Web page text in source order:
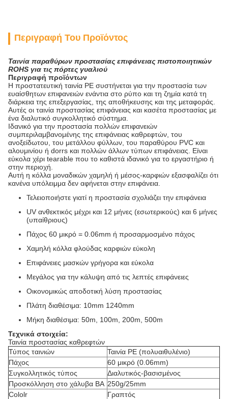
Περιγραφή Του Προϊόντος
Ταινία παραθύρων προστασίας επιφάνειας πιστοποιητικών
ROHS για τις πόρτες γυαλιού
Περιγραφή προϊόντων
Η προστατευτική ταινία PE συστήνεται για την προστασία των
ευαίσθητων επιφανειών ενάντια στο ρύπο και τη ζημία κατά τη
διάρκεια της επεξεργασίας, της αποθήκευσης και της μεταφοράς.
Αυτές οι ταινία προστασίας επιφάνειας και κασέτα προστασίας με
ένα διαλυτικό συγκολλητικό σύστημα.
Ιδανικό για την προστασία πολλών επιφανειών
συμπεριλαμβανομένης της επιφάνειας καθρεφτών, του
ανοξείδωτου, του μετάλλου φύλλων, του παραθύρου PVC και
αλουμινίου ή dorrs και πολλών άλλων τύπων επιφάνειας. Είναι
εύκολα χέρι tearable που το καθιστά ιδανικό για το εργαστήριο ή
στην περιοχή.
Αυτή η κόλλα μοναδικών χαμηλή ή μέσος-καρφιών εξασφαλίζει ότι
κανένα υπόλειμμα δεν αφήνεται στην επιφάνεια.
Τελειοποιήστε γιατί η προστασία σχολιάζει την επιφάνεια
UV ανθεκτικός μέχρι και 12 μήνες (εσωτερικούς) και 6 μήνες
(υπαίθριους)
Πάχος 60 μικρό = 0.06mm ή προσαρμοσμένο πάχος
Χαμηλή κόλλα φλούδας καρφιών εύκολη
Επιφάνειες μασκών γρήγορα και εύκολα
Μεγάλος για την κάλυψη από τις λεπτές επιφάνειες
Οικονομικώς αποδοτική λύση προστασίας
Πλάτη διαθέσιμα: 10mm 1240mm
Μήκη διαθέσιμα: 50m, 100m, 200m, 500m
Τεχνικά στοιχεία:
Ταινία προστασίας καθρεφτών
Τύπος ταινιών
Ταινία PE (πολυαιθυλένιο)
Πάχος
60 μικρό (0.06mm)
Συγκολλητικός τύπος
Διαλυτικός-βασισμένος
Προσκόλληση στο χάλυβα BA 250g/25mm
Cololr
Γραπτός